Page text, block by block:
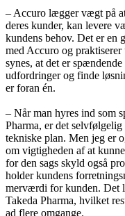
– Accuro lægger vægt på
deres kunder, kan levere
kundens behov. Det er en
med Accuro og praktiserer
synes, at det er
udfordringer og finde
er foran én.
– Når man hyres ind som
Pharma, er det
tekniske plan. Men jeg er
om vigtigheden af at
for den sags skyld også
holder kundens
merværdi for kunden. Det
Takeda Pharma, hvilket
ad flere omgange.